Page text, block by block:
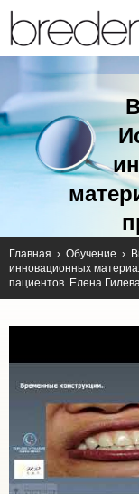
Главная › Обучение ›
инновационных
пациентов. Елена